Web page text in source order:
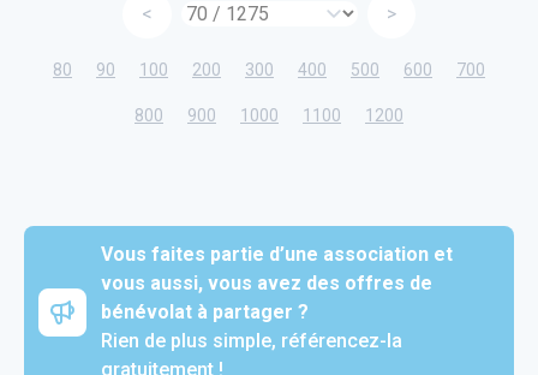
< >
80 90 100 200 300 400 500 600 700
800 900 1000 1100 1200
Vous faites partie d’une association et
vous aussi, vous avez des offres de
bénévolat à partager ?
Rien de plus simple, référencez-la
gratuitement !